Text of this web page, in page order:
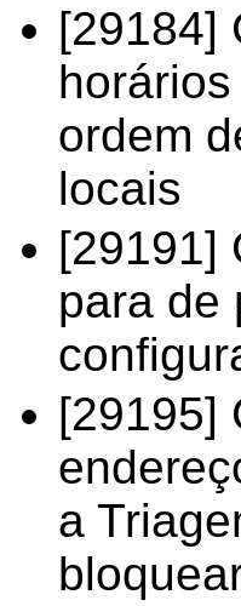
[29184]
ordem
locais
[29191]
para de
[29195]
a